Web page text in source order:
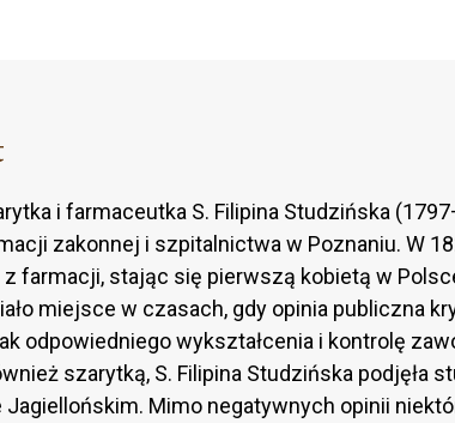
i farmaceutka S. Filipina Studzińska
zakonnej i szpitalnictwa w Poznaniu. W
farmacji, stając się pierwszą kobietą w
miejsce w czasach, gdy opinia publiczna
odpowiedniego wykształcenia i kontrolę
szarytką, S. Filipina Studzińska podjęła
Jagiellońskim. Mimo negatywnych opinii